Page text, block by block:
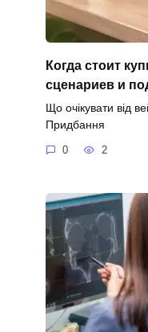
Когда стоит
сценариев и
Що очікувати від
Придбання
0 2